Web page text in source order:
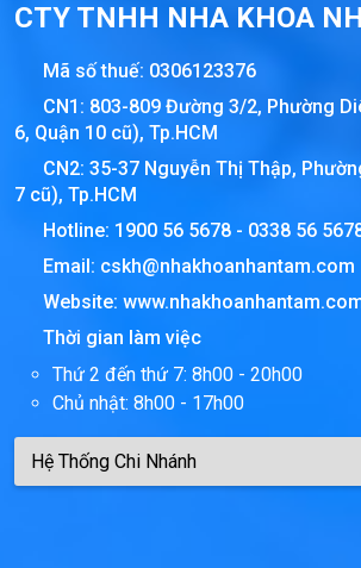
CTY TNHH NHA KHOA
Mã số thuế: 0306123376
CN1: 803-809 Đường 3/2, Phường
6, Quận 10 cũ), Tp.HCM
CN2: 35-37 Nguyễn Thị Thập,
7 cũ), Tp.HCM
Hotline: 1900 56 5678 - 0338 56
Email: cskh@nhakhoanhantam.com
Website:
Thời gian làm việc
Thứ 2 đến thứ 7: 8h00 - 20h00
Chủ nhật: 8h00 - 17h00